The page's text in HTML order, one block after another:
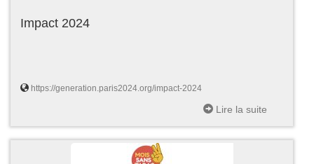
Impact 2024
https://generation.paris2024.org/impact-2024
Lire la suite